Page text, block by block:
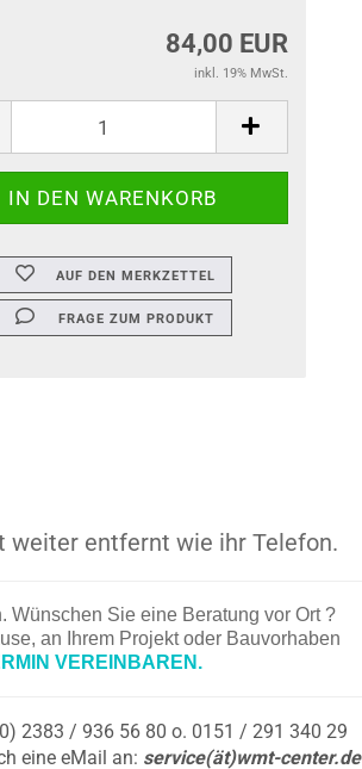
84,00 EUR
inkl. 19% MwSt.
AUF DEN MERKZETTEL
FRAGE ZUM PRODUKT
weiter entfernt wie ihr Telefon.
Wünschen Sie eine Beratung vor Ort ?
an Ihrem Projekt oder Bauvorhaben
VEREINBAREN.
2383 / 936 56 80 o. 0151 / 291 340 29
eine eMail an: service(ät)wmt-center.de